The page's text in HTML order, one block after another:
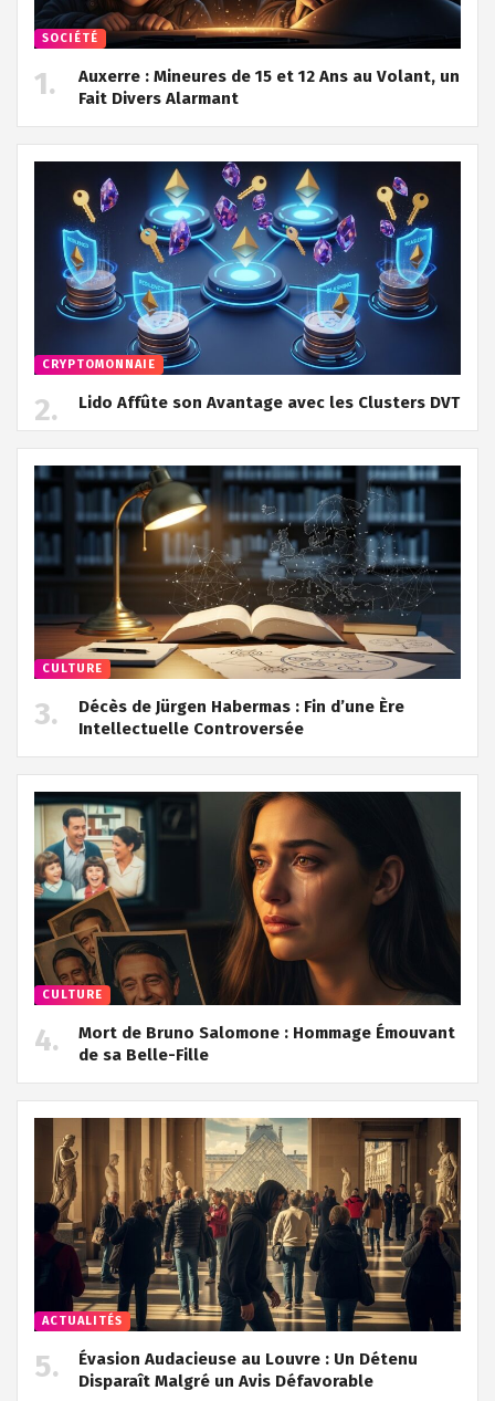
SOCIÉTÉ
Auxerre : Mineures de 15 et 12 Ans au Volant, un
Fait Divers Alarmant
CRYPTOMONNAIE
Lido Affûte son Avantage avec les Clusters DVT
CULTURE
Décès de Jürgen Habermas : Fin d’une Ère
Intellectuelle Controversée
CULTURE
Mort de Bruno Salomone : Hommage Émouvant
de sa Belle-Fille
ACTUALITÉS
Évasion Audacieuse au Louvre : Un Détenu
Disparaît Malgré un Avis Défavorable